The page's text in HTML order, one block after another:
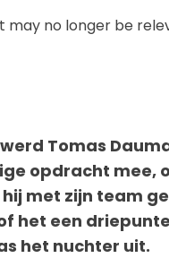
may no longer be
Tomas
opdracht mee,
met zijn team
het een
het nuchter uit.